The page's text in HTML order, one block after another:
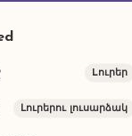
Lուրեր
Լուրերու լուսարձակ